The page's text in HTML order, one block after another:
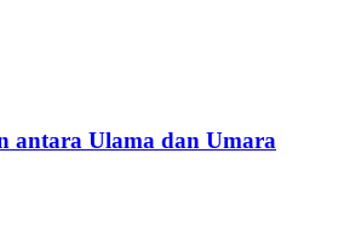
antara Ulama dan Umara